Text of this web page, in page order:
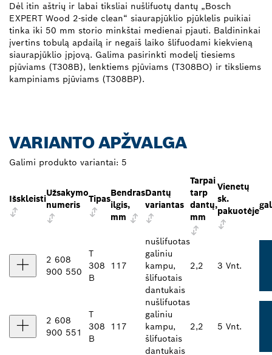
Dėl itin aštrių ir labai tiksliai nušlifuotų dantų „Bosch
EXPERT Wood 2-side clean“ siaurapjūklio pjūklelis puikiai
tinka iki 50 mm storio minkštai medienai pjauti. Baldininkai
įvertins tobulą apdailą ir negaiš laiko šlifuodami kiekvieną
siaurapjūklio įpjovą. Galima pasirinkti modelį tiesiems
pjūviams (T308B), lenktiems pjūviams (T308BO) ir tiksliems
kampiniams pjūviams (T308BP).
VARIANTO APŽVALGA
Galimi produkto variantai: 5
Išskleisti
Užsakymo
numeris
Tipas
Bendras
ilgis,
mm
Dantų
variantas
Tarpai
tarp
dantų,
mm
Vienetų
sk.
pakuotėje
2 608
900 550
T
308
B
117
nušlifuotas
galiniu
kampu,
šlifuotais
dantukais
2,2 3 Vnt.
2 608
900 551
T
308
B
117
nušlifuotas
galiniu
kampu,
šlifuotais
dantukais
2,2 5 Vnt.